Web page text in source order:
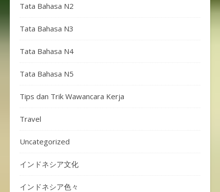
Tata Bahasa N2
Tata Bahasa N3
Tata Bahasa N4
Tata Bahasa N5
Tips dan Trik Wawancara Kerja
Travel
Uncategorized
インドネシア文化
インドネシア色々